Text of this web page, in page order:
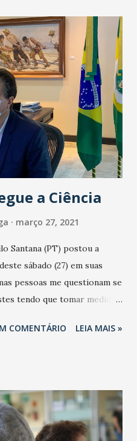
Mato Grosso do Sul -
Alagoas - 3.467.
Roraima - 1.320. Amapá -
- O Coronavírus em um
12.490.362, sendo 85.948
O Ranking dos mais
em São Paulo. 1.093.539
828.397 no Rio Grande
a Ciência
março 27, 2021
Santana (PT) postou a
sábado (27) em suas
pessoas me questionam se
tendo que tomar medidas
decisão por conveniência,
para atrapalhar, inclusive
os dias. - Esses serão
maldade diante da dor de
COMENTÁRIO LEIA MAIS »